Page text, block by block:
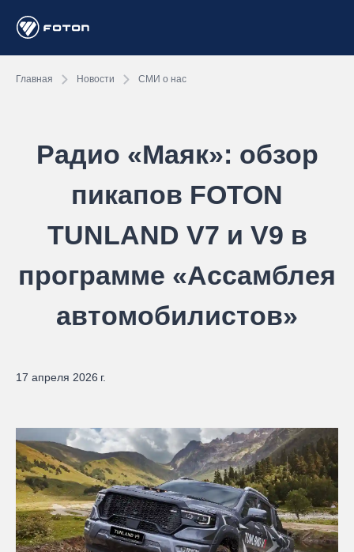
Главная Новости СМИ о нас
Радио «Маяк»: обзор
пикапов FOTON
TUNLAND V7 и V9 в
программе «Ассамблея
автомобилистов»
17 апреля 2026 г.